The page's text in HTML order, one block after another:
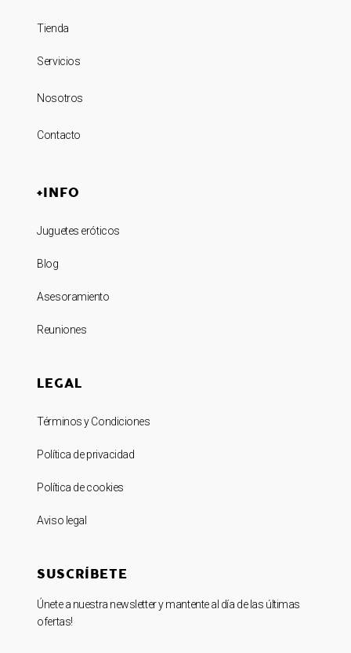
Tienda
Servicios
Nosotros
Contacto
+INFO
Juguetes eróticos
Blog
Asesoramiento
Reuniones
LEGAL
Términos y Condiciones
Política de privacidad
Política de cookies
Aviso legal
SUSCRÍBETE
Únete a nuestra newsletter y mantente al día de las últimas
ofertas!